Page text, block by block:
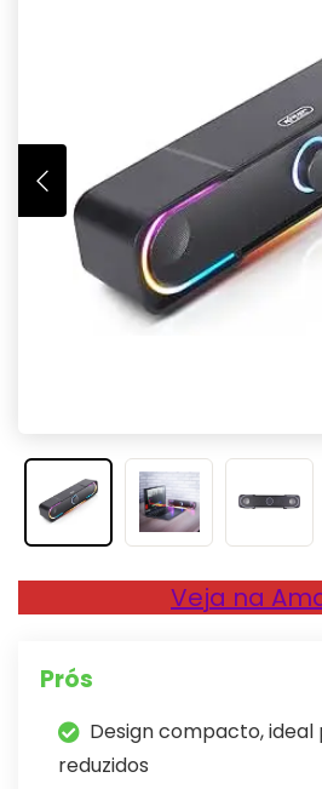
Veja na
Prós
Design compacto, ideal
reduzidos